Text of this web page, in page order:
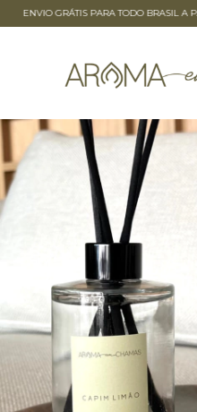
GRÁTIS PARA TODO BRASIL A PARTIR DE